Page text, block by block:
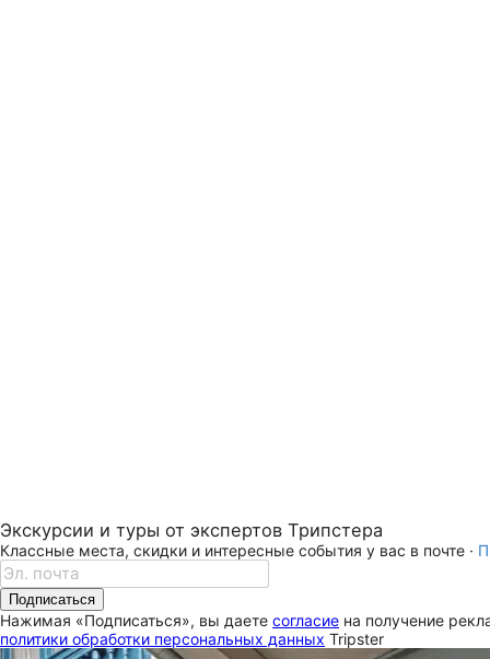
Экскурсии и туры от экспертов Трипстера
Классные места, скидки и интересные события у вас в почте ·
Подписаться
Нажимая «Подписаться», вы даете согласие на получение
политики обработки персональных данных Tripster